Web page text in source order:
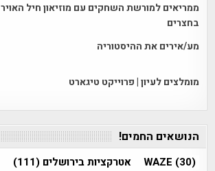
ממריאים למורשת השחקים עם מוזיאון חיל האויר
בחצרים
מע/אירים את ההיסטוריה
מומלצים לעיון | פרוייקט טיגארט
הנושאים החמים!
WAZE (30) אטרקציות בירושלים (111)